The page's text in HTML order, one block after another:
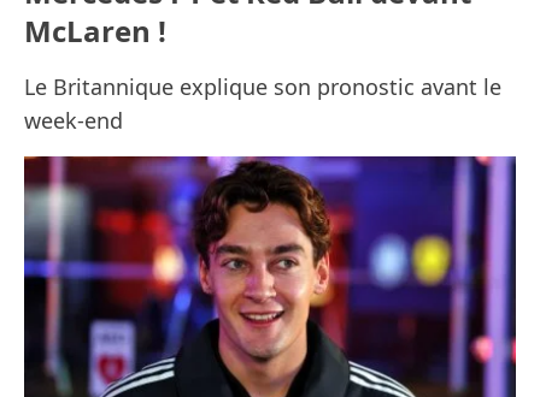
McLaren !
Le Britannique explique son pronostic avant le
week-end